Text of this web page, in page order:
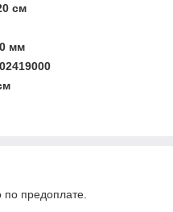
см
мм
по предоплате.